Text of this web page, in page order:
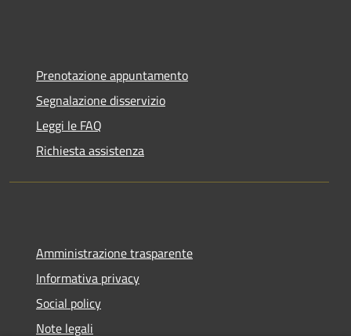
Prenotazione appuntamento
Segnalazione disservizio
Leggi le FAQ
Richiesta assistenza
Amministrazione trasparente
Informativa privacy
Social policy
Note legali